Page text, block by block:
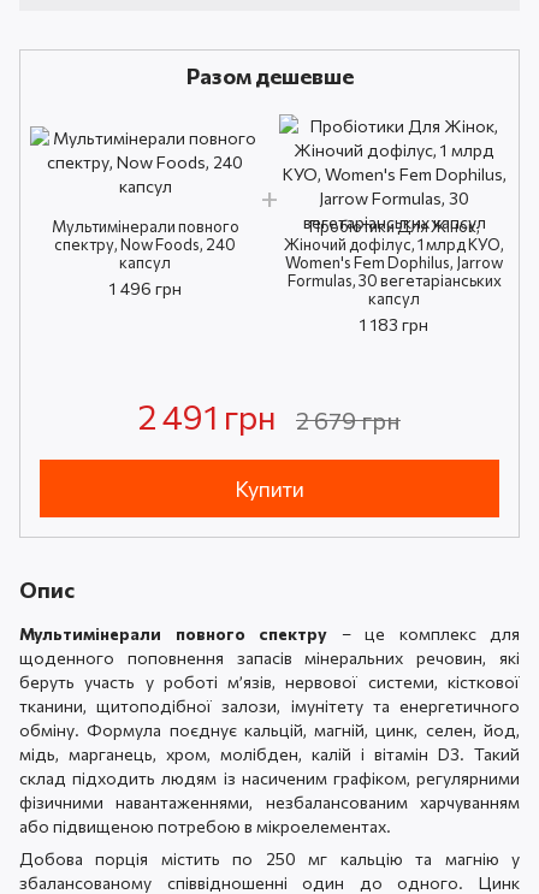
Разом дешевше
Мультимінерали повного
спектру, Now Foods, 240
капсул
1 496 грн
Пробіотики Для Жінок,
Жіночий дофілус, 1 млрд КУО,
Women's Fem Dophilus, Jarrow
Formulas, 30 вегетаріанських
капсул
1 183 грн
2 491 грн 2 679 грн
Купити
Опис
Мультимінерали повного спектру – це комплекс для
щоденного поповнення запасів мінеральних речовин, які
беруть участь у роботі м’язів, нервової системи, кісткової
тканини, щитоподібної залози, імунітету та енергетичного
обміну. Формула поєднує кальцій, магній, цинк, селен, йод,
мідь, марганець, хром, молібден, калій і вітамін D3. Такий
склад підходить людям із насиченим графіком, регулярними
фізичними навантаженнями, незбалансованим харчуванням
або підвищеною потребою в мікроелементах.
Добова порція містить по 250 мг кальцію та магнію у
збалансованому співвідношенні один до одного. Цинк